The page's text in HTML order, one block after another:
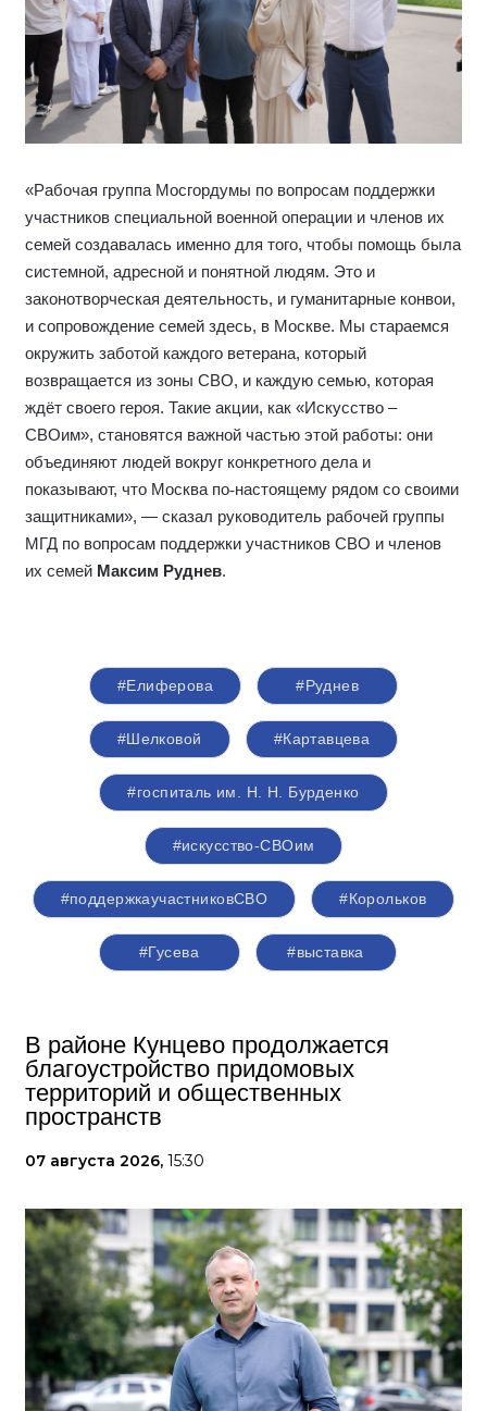
«Рабочая группа Мосгордумы по вопросам поддержки
участников специальной военной операции и членов их
семей создавалась именно для того, чтобы помощь была
системной, адресной и понятной людям. Это и
законотворческая деятельность, и гуманитарные конвои,
и сопровождение семей здесь, в Москве. Мы стараемся
окружить заботой каждого ветерана, который
возвращается из зоны СВО, и каждую семью, которая
ждёт своего героя. Такие акции, как «Искусство –
СВОим», становятся важной частью этой работы: они
объединяют людей вокруг конкретного дела и
показывают, что Москва по‑настоящему рядом со своими
защитниками», — сказал руководитель рабочей группы
МГД по вопросам поддержки участников СВО и членов
их семей Максим Руднев.
#Елиферова #Руднев
#Шелковой #Картавцева
#госпиталь им. Н. Н. Бурденко
#искусство-СВОим
#поддержкаучастниковСВО #Корольков
#Гусева #выставка
В районе Кунцево продолжается
благоустройство придомовых
территорий и общественных
пространств
07 августа 2026, 15:30